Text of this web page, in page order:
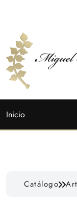
Inicio
Catálogo